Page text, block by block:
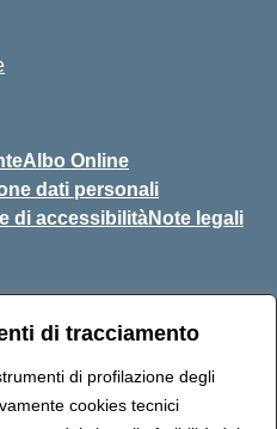
di tracciamento
di profilazione degli
cookies tecnici
Albo Online
dati personali
di accessibilitàNote legali
pais03600r@istruzione.it
pais03600r@pec.istruzione.it